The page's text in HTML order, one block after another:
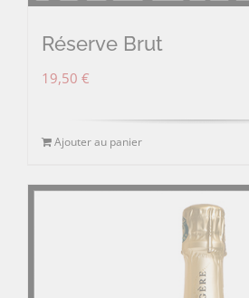
Réserve Brut
19,50 €
Ajouter au panier